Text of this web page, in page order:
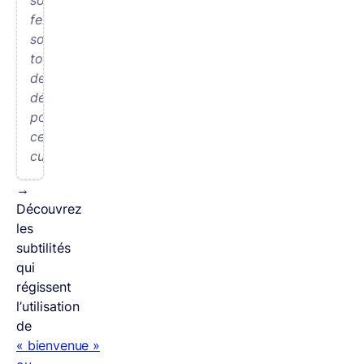
fertile
sont
tous
deux
déterminant
pour
cette
culture.
→
Découvrez
les
subtilités
qui
régissent
l’utilisation
de
« bienvenue »